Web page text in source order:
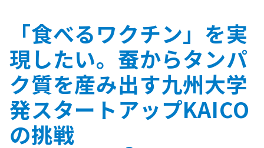
「食べるワクチン」を実
現したい。蚕からタンパ
ク質を産み出す九州大学
発スタートアップKAICO
の挑戦